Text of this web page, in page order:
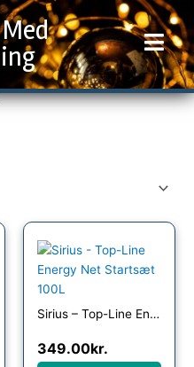
Sirius – Top-Line Energy Net Startsæt 100L
349.00kr.